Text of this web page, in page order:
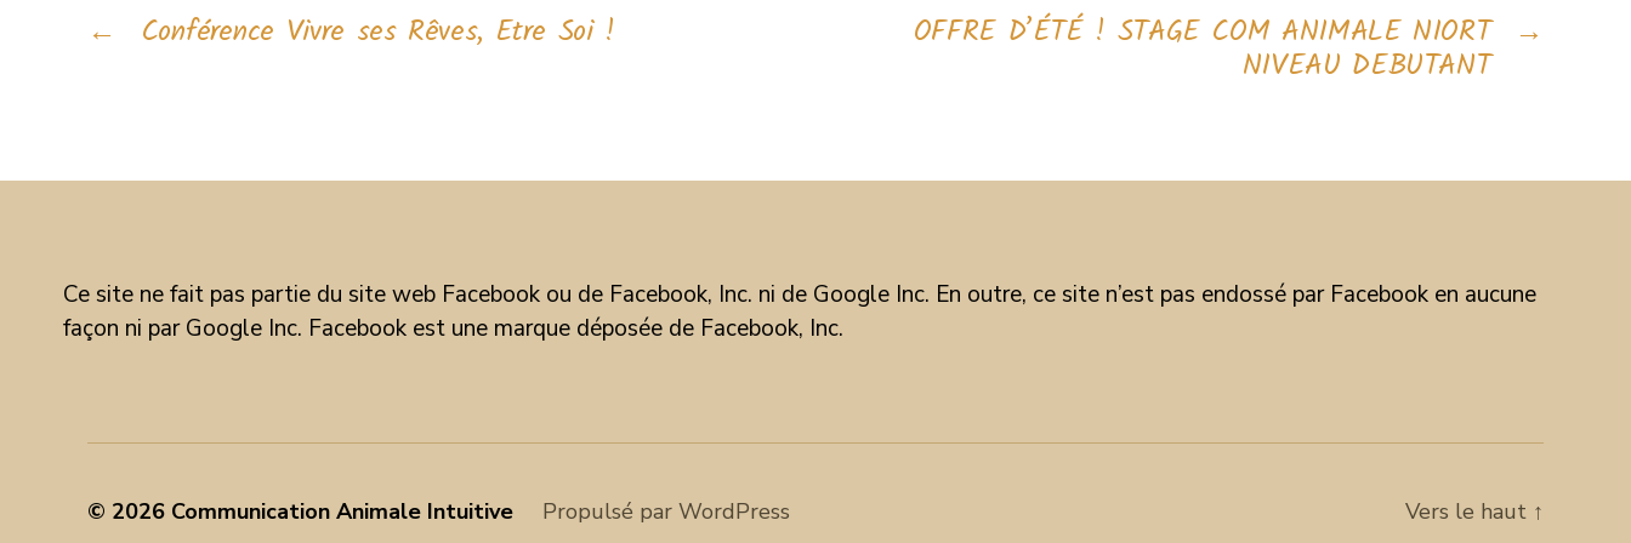
← Conférence Vivre ses Rêves, Etre Soi ! →
OFFRE D’ÉTÉ ! STAGE COM ANIMALE NIORT
NIVEAU DEBUTANT
Ce site ne fait pas partie du site web Facebook ou de Facebook, Inc. ni de Google Inc. En outre, ce site n’est pas endossé par Facebook en aucune
façon ni par Google Inc. Facebook est une marque déposée de Facebook, Inc.
© 2026 Communication Animale Intuitive Propulsé par WordPress Vers le haut ↑